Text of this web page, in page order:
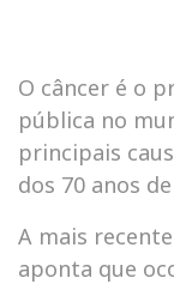
O câncer é o
pública no
principais
dos 70 anos
A mais
aponta que